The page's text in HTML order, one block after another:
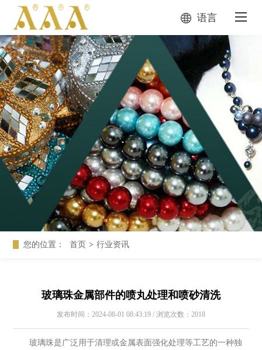
语言
您的位置： 首页 > 行业资讯
玻璃珠金属部件的喷丸处理和喷砂清洗
发布时间：2024-08-01 08:43:19 / 浏览次数：2018
玻璃珠是广泛用于清理或金属表面强化处理等工艺的一种独